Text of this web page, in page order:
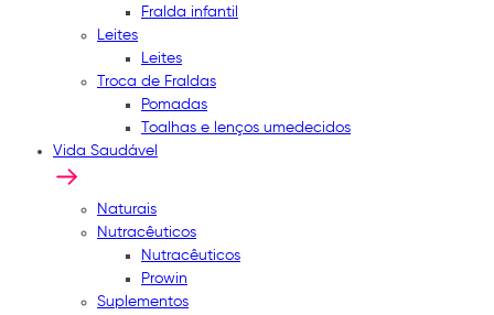
Fralda infantil
Leites
Leites
Troca de Fraldas
Pomadas
Toalhas e lenços umedecidos
Vida Saudável
Naturais
Nutracêuticos
Nutracêuticos
Prowin
Suplementos